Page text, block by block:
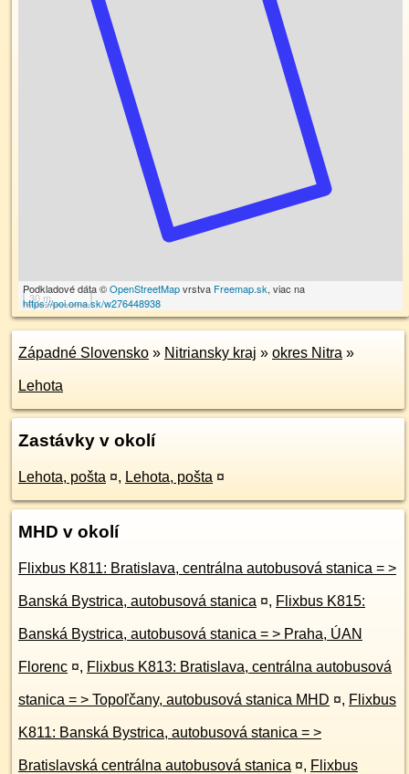
30 m
Podkladové dáta ©OpenStreetMapvrstva Freemap.sk, viac na
https://poi.oma.sk/w276448938
Západné Slovensko » Nitriansky kraj » okres Nitra »
Lehota
Zastávky v okolí
Lehota, pošta ¤, Lehota, pošta ¤
MHD v okolí
Flixbus K811: Bratislava, centrálna autobusová stanica = >
Banská Bystrica, autobusová stanica ¤, Flixbus K815:
Banská Bystrica, autobusová stanica = > Praha, ÚAN
Florenc ¤, Flixbus K813: Bratislava, centrálna autobusová
stanica = > Topoľčany, autobusová stanica MHD ¤, Flixbus
K811: Banská Bystrica, autobusová stanica = >
Bratislavská centrálna autobusová stanica ¤, Flixbus